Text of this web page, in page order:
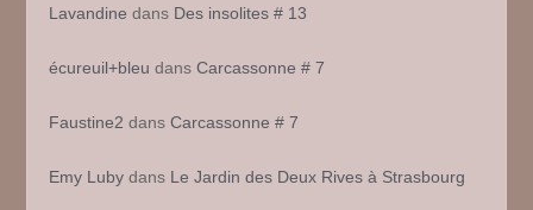
Lavandine dans Des insolites # 13
écureuil+bleu dansCarcassonne # 7
Faustine2 dansCarcassonne # 7
Emy Luby dans Le Jardin des Deux Rives à Strasbourg